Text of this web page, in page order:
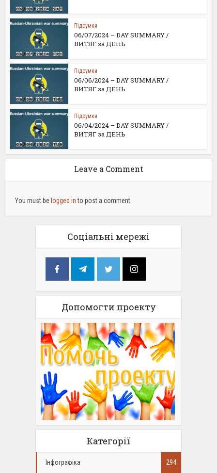
Підсумки
06/07/2024 – DAY SUMMARY /
ВИТЯГ за ДЕНЬ
Підсумки
06/06/2024 – DAY SUMMARY /
ВИТЯГ за ДЕНЬ
Підсумки
06/04/2024 – DAY SUMMARY /
ВИТЯГ за ДЕНЬ
Leave a Comment
You must belogged into post a comment.
Соціальні мережі
Допомогти проекту
Категорії
Інфографіка 294